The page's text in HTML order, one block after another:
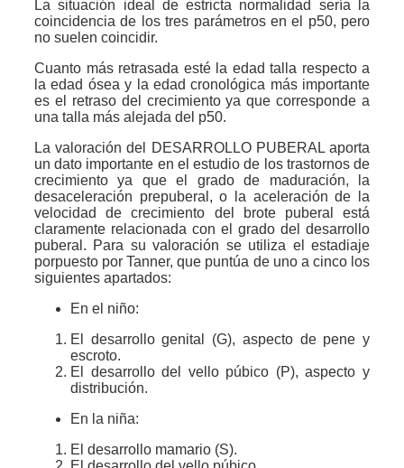
La situación ideal de estricta normalidad sería la
coincidencia de los tres parámetros en el p50, pero
no suelen coincidir.
Cuanto más retrasada esté la edad talla respecto a
la edad ósea y la edad cronológica más importante
es el retraso del crecimiento ya que corresponde a
una talla más alejada del p50.
La valoración del DESARROLLO PUBERAL aporta
un dato importante en el estudio de los trastornos de
crecimiento ya que el grado de maduración, la
desaceleración prepuberal, o la aceleración de la
velocidad de crecimiento del brote puberal está
claramente relacionada con el grado del desarrollo
puberal. Para su valoración se utiliza el estadiaje
porpuesto por Tanner, que puntúa de uno a cinco los
siguientes apartados:
En el niño:
El desarrollo genital (G), aspecto de pene y
escroto.
El desarrollo del vello púbico (P), aspecto y
distribución.
En la niña:
El desarrollo mamario (S).